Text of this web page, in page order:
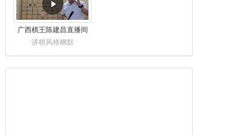
广西棋王陈建昌直播间
讲棋风格幽默